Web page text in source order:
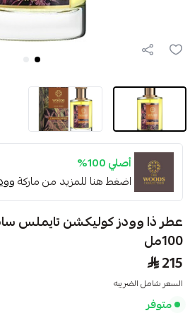
أصلي 100%
اضغط هنا للمزيد من ماركة
عطر ذا وودز كوليكشن تايملس
100مل
215
السعر شامل الضريبه
متوفر